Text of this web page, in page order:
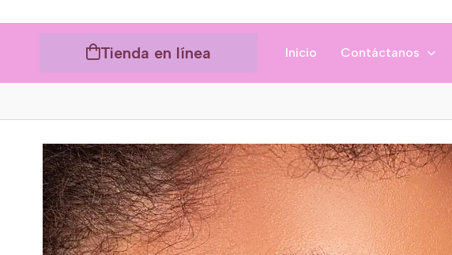
Tienda en línea Inicio Contáctanos